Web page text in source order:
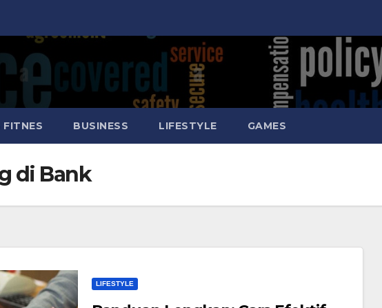
FITNES BUSINESS LIFESTYLE GAMES
di Bank
LIFESTYLE